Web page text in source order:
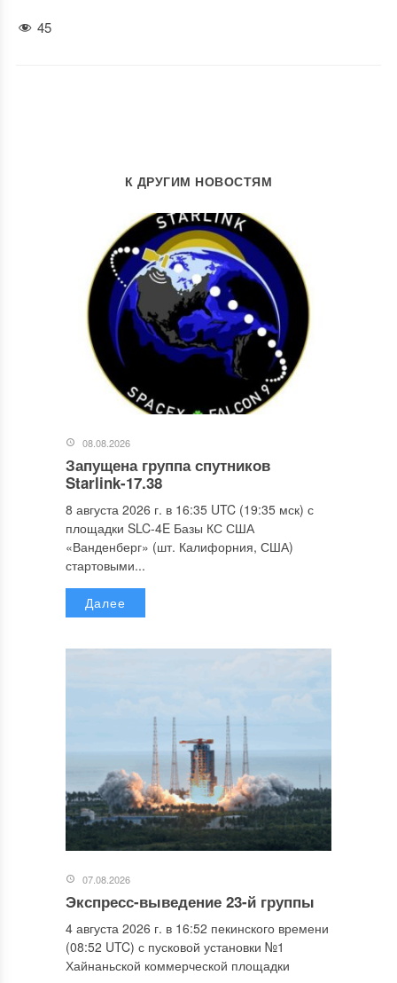
45
К ДРУГИМ НОВОСТЯМ
08.08.2026
Запущена группа спутников
Starlink-17.38
8 августа 2026 г. в 16:35 UTC (19:35 мск) с
площадки SLC-4E Базы КС США
«Ванденберг» (шт. Калифорния, США)
стартовыми...
Далее
07.08.2026
Экспресс-выведение 23-й группы
4 августа 2026 г. в 16:52 пекинского времени
(08:52 UTC) с пусковой установки №1
Хайнаньской коммерческой площадки